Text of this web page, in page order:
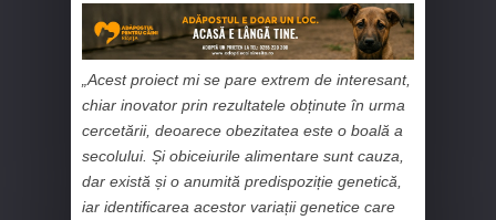
„Acest proiect mi se pare extrem de interesant,
chiar inovator prin rezultatele obținute în urma
cercetării, deoarece obezitatea este o boală a
secolului. Și obiceiurile alimentare sunt cauza,
dar există și o anumită predispoziție genetică,
iar identificarea acestor variații genetice care